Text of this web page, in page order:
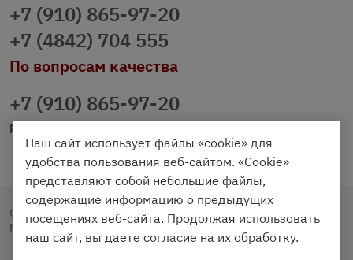
+7 (910) 865-97-20
+7 (4842) 704 555
По вопросам качества
+7 (910) 865-97-20
prazdnichniy40@palmi.ru
Copyright © 2020 - 2026. Праздничный Стол.
Разработка и продвижение - Vegas Studio
Наш сайт использует файлы «cookie» для
удобства пользования веб-сайтом. «Cookie»
представляют собой небольшие файлы,
содержащие информацию о предыдущих
посещениях веб-сайта. Продолжая использовать
наш сайт, вы даете согласие на их обработку.